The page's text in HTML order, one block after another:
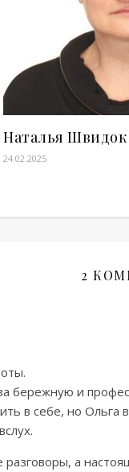
Наталья Швидок
24.02.2025
2
бережную и
в себе, но
а